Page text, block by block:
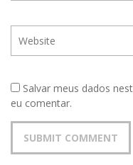
Salvar meus dados
eu comentar.